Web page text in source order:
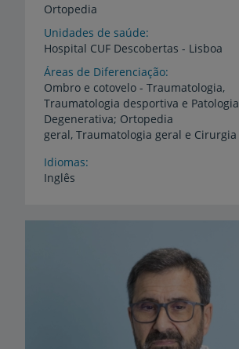
Ortopedia
Unidades de saúde
Hospital CUF Descobertas - Lisboa
Áreas de Diferenciação
Ombro e cotovelo - Traumatologia,
Traumatologia desportiva e Patologia
Degenerativa; Ortopedia
Idiomas
Inglês